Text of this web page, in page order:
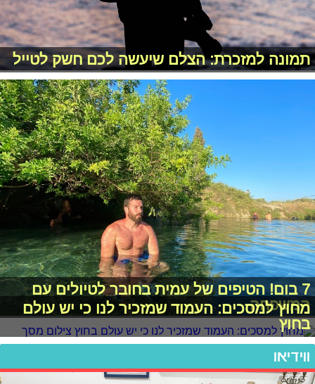
תמונה למזכרת: הצלם שיעשה לכם חשק לטייל
7 בום! הטיפים של עמית בחובר לטיולים עם
המשפחה
מחוץ למסכים: העמוד שמזכיר לנו כי יש עולם
בחוץ
ווידיאו